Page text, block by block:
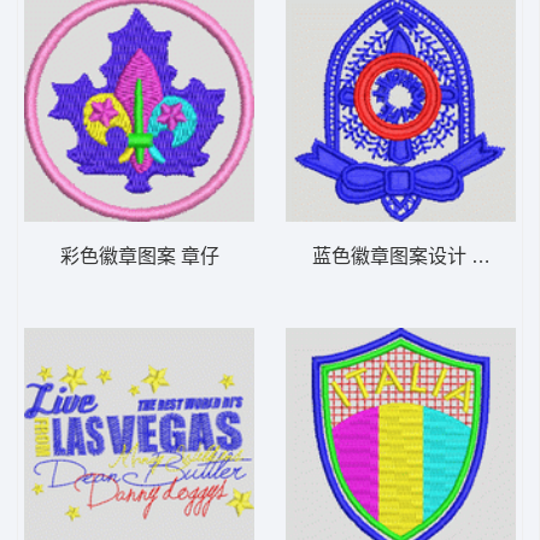
彩色徽章图案 章仔 蓝色徽章图案设计 章仔